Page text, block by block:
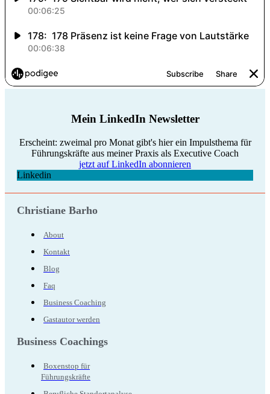
Mein LinkedIn Newsletter
Erscheint: zweimal pro Monat gibt's hier ein Impulsthema für
Führungskräfte aus meiner Praxis als Executive Coach
jetzt auf LinkedIn abonnieren
Linkedin
Christiane Barho
About
Kontakt
Blog
Faq
Business Coaching
Gastautor werden
Business Coachings
Boxenstop für
Führungskräfte